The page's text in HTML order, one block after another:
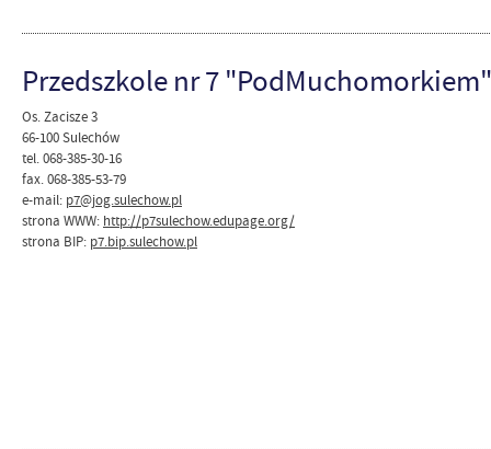
Przedszkole nr 7
Os. Zacisze 3
66-100 Sulechów
tel. 068-385-30-16
fax. 068-385-53-79
e-mail: p7@jog.sulechow.pl
strona WWW: http://p7sulechow.edupage.org/
strona BIP: p7.bip.sulechow.pl